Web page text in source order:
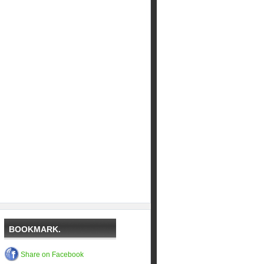
BOOKMARK.
Share on Facebook